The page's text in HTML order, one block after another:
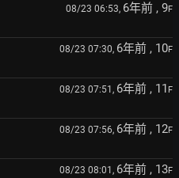
08/23 06:53, 6年前 , 9F
08/23 07:30, 6年前 , 10F
08/23 07:51, 6年前 , 11 F
08/23 07:56, 6年前 , 12F
08/23 08:01, 6年前 , 13F